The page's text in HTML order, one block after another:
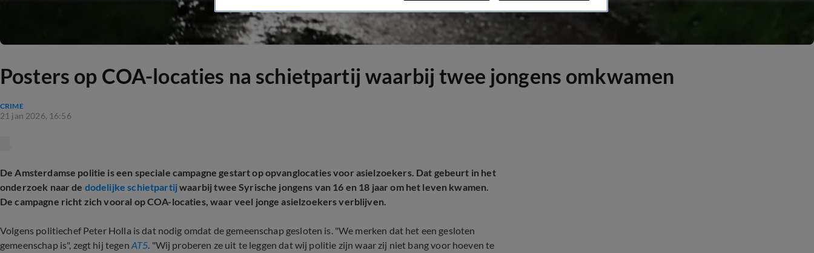
Posters op COA-locaties na schietpartij waarbij twee jongens omkwamen
CRIME
21 jan 2026, 16:56
De Amsterdamse politie is een speciale campagne gestart op opvanglocaties voor asielzoekers. Dat gebeurt in het
onderzoek naar de dodelijke schietpartijwaarbij twee Syrische jongens van 16 en 18 jaar om het leven kwamen.
De campagne richt zich vooral op COA-locaties, waar veel jonge asielzoekers verblijven.
Volgens politiechef Peter Holla is dat nodig omdat de gemeenschap gesloten is. "We merken dat het een gesloten
gemeenschap is", zegt hij tegen AT5. "Wij proberen ze uit te leggen dat wij politie zijn waar zij niet bang voor hoeven te